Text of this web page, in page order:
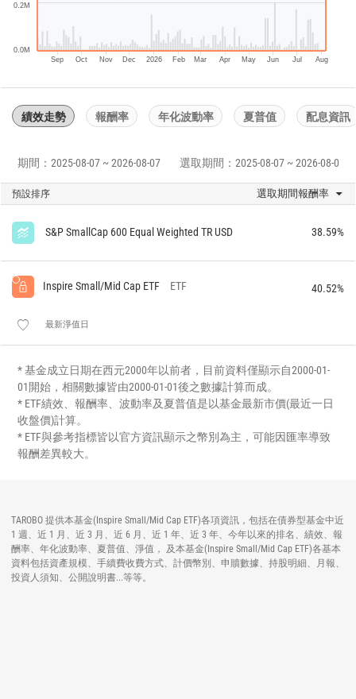
Sep Oct Nov Dec 2026 Feb Mar Apr May Jun Jul Aug
0.0M
0.2M
績效走勢 報酬率 年化波動率 夏普值 配息資訊
期間：2025-08-07 ~ 2026-08-07 選取期間：2025-08-07 ~ 2026-08-07
預設排序 選取期間報酬率
S&P SmallCap 600 Equal Weighted TR USD 38.59%
Inspire Small/Mid Cap ETF ETF 40.52%
最新淨值日
* 基金成立日期在西元2000年以前者，目前資料僅顯示自2000-01-
01開始，相關數據皆由2000-01-01後之數據計算而成。
* ETF績效、報酬率、波動率及夏普值是以基金最新市價(最近一日
收盤價)計算。
* ETF與參考指標皆以官方資訊顯示之幣別為主，可能因匯率導致
報酬差異較大。
TAROBO 提供本基金(Inspire Small/Mid Cap ETF)各項資訊，包括在債券型基金中近
1 週、近 1 月、近 3 月、近 6 月、近 1 年、近 3 年、今年以來的排名、績效、報
酬率、年化波動率、夏普值、淨值， 及本基金(Inspire Small/Mid Cap ETF)各基本
資料包括資產規模、手續費收費方式、計價幣別、申贖數據、持股明細、月報、
投資人須知、公開說明書...等等。